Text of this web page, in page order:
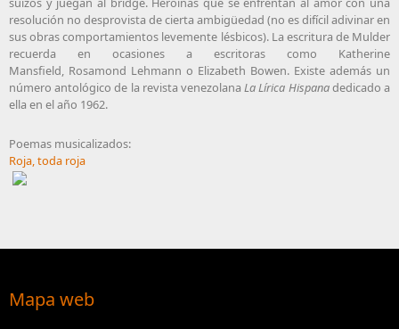
resolución no desprovista de cierta ambigüedad (no es difícil adivinar en
sus obras comportamientos levemente lésbicos). La escritura de Mulder
recuerda en ocasiones a escritoras como Katherine
Mansfield, Rosamond Lehmann o Elizabeth Bowen. Existe además un
número antológico de la revista venezolana La Lírica Hispanadedicado a
ella en el año 1962.
Poemas musicalizados:
Roja, toda roja
Mapa web